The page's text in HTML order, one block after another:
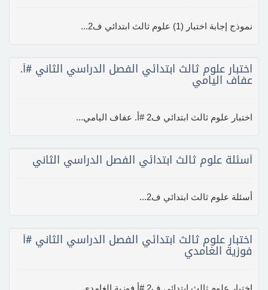
نموذج إجابة اختبار (1) علوم ثالث ابتدائي ف2...
اختبار علوم ثالث ابتدائي الفصل الدراسي الثاني #أ.
عفاف اليامي
اختبار علوم ثالث ابتدائي ف2 #أ. عفاف اليامي...
أسئلة علوم ثالث ابتدائي الفصل الدراسي الثاني
أسئلة علوم ثالث ابتدائي ف2...
اختبار علوم ثالث ابتدائي الفصل الدراسي الثاني #أ
فوزية الغامدي
اختبار علوم ثالث ابتدائي ف2 #أ فوزية الغامدي...